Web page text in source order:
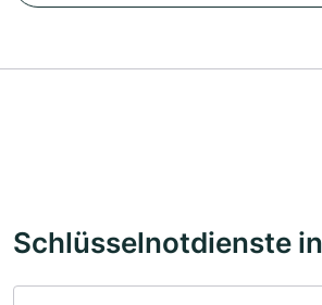
Schlüsselnotdienste